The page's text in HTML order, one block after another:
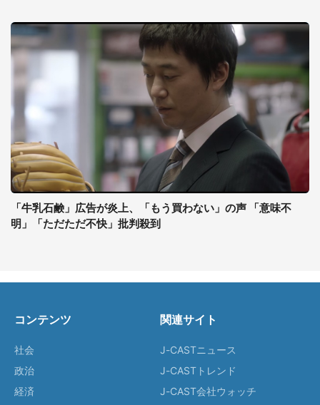
「牛乳石鹸」広告が炎上、「もう買わない」の声 「意味不
明」「ただただ不快」批判殺到
コンテンツ
社会
政治
経済
関連サイト
J-CASTニュース
J-CASTトレンド
J-CAST会社ウォッチ